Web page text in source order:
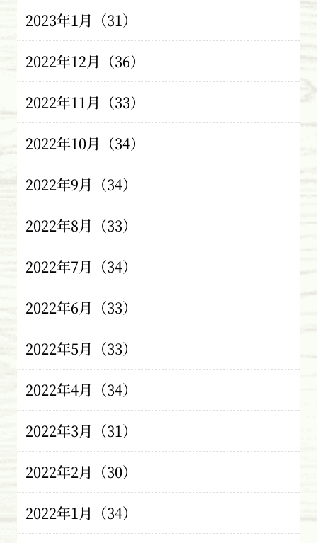
2023年1月（31）
2022年12月（36）
2022年11月（33）
2022年10月（34）
2022年9月（34）
2022年8月（33）
2022年7月（34）
2022年6月（33）
2022年5月（33）
2022年4月（34）
2022年3月（31）
2022年2月（30）
2022年1月（34）